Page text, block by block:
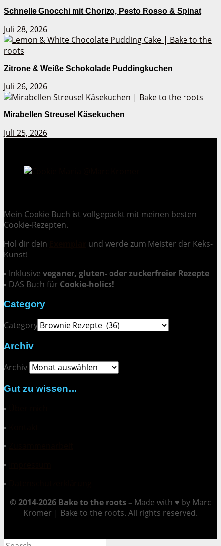
Schnelle Gnocchi mit Chorizo, Pesto Rosso & Spinat
Juli 28, 2026
Zitrone & Weiße Schokolade Puddingkuchen
Juli 26, 2026
Mirabellen Streusel Käsekuchen
Juli 25, 2026
Mein Cookie Buch ist vollgepackt mit meinen besten
Cookie-Rezepten.
Hol dir dein
und werde zum Meister der Keks-
Kunst!
▪ Inklusive veganer, gluten- oder zuckerfreier Rezepte
▪ DAS Buch für Cookie-holics!
Category
Category
Archiv
Archiv
Gut zu wissen…
▪
▪
▪
▪
▪
© 2014-2026 Bake to the roots – Made with ♥ by Marc
Kromer | Bake to the roots. All rights reserved.